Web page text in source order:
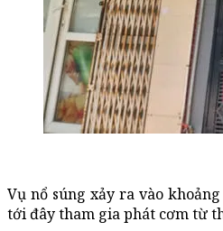
Vụ nổ súng xảy ra vào
tới đây tham gia phát cơm từ